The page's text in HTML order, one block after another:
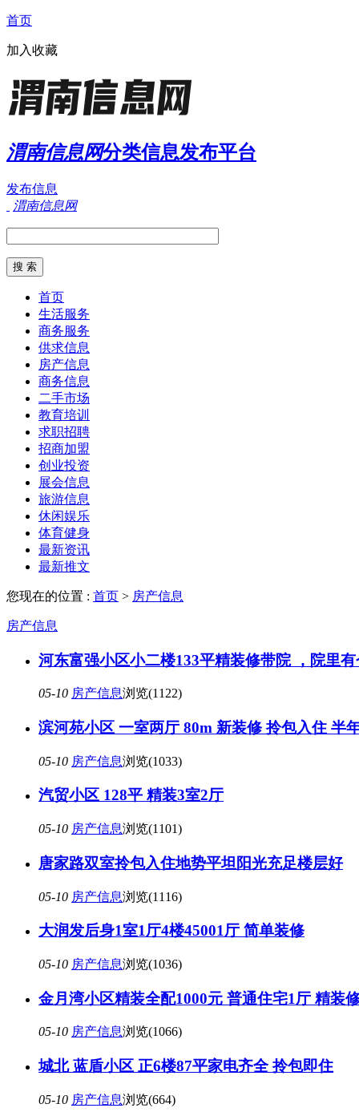
首页
加入收藏
渭南信息网分类信息发布平台
发布信息
渭南信息网
首页
生活服务
商务服务
供求信息
房产信息
商务信息
二手市场
教育培训
求职招聘
招商加盟
创业投资
展会信息
旅游信息
休闲娱乐
体育健身
最新资讯
最新推文
您现在的位置 : 首页 > 房产信息
房产信息
河东富强小区小二楼133平精装修带院 ，院里
05-10 房产信息浏览(1122)
滨河苑小区 一室两厅 80m 新装修 拎包入住 半
05-10 房产信息浏览(1033)
汽贸小区 128平 精装3室2厅
05-10 房产信息浏览(1101)
唐家路双室拎包入住地势平坦阳光充足楼层好
05-10 房产信息浏览(1116)
大润发后身1室1厅4楼45001厅 简单装修
05-10 房产信息浏览(1036)
金月湾小区精装全配1000元 普通住宅1厅 精装
05-10 房产信息浏览(1066)
城北 蓝盾小区 正6楼87平家电齐全 拎包即住
05-10 房产信息浏览(664)